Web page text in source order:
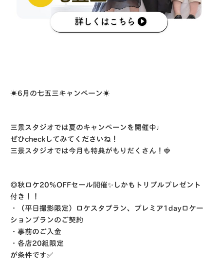
☀️6月の七五三キャンペーン☀️
三景スタジオでは夏のキャンペーンを開催中♩
ぜひcheckしてみてくださいね！
三景スタジオでは今月も特典がもりだくさん！🍓
◎秋ロケ20％OFFセール開催✨しかもトリプルプレゼント
付き！！
・（平日撮影限定）ロケスタプラン、プレミア1dayロケー
ションプランのご契約
・事前のご入金
・各店20組限定
が条件です✅